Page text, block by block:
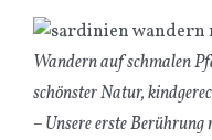
Wandern auf schmalen
schönster Natur,
– Unsere erste Berührung